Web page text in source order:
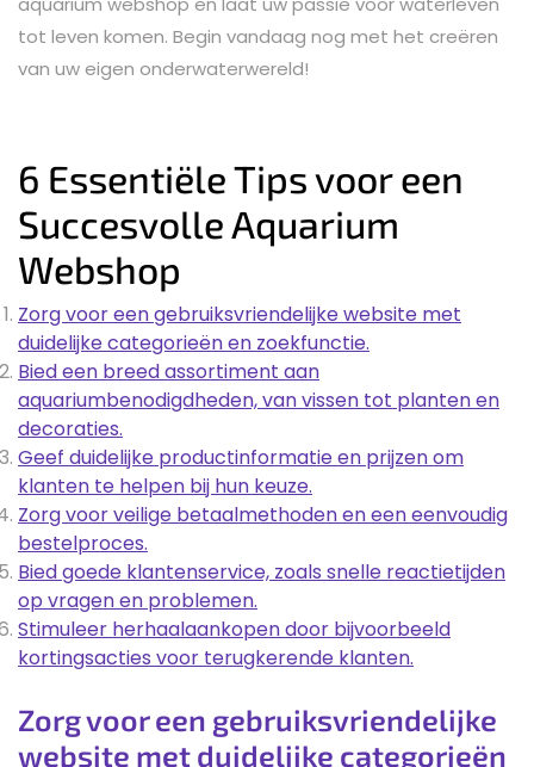
tot leven komen. Begin vandaag nog met het creëren
van uw eigen onderwaterwereld!
6 Essentiële Tips voor een
Succesvolle Aquarium
Webshop
Zorg voor een gebruiksvriendelijke website met
duidelijke categorieën en zoekfunctie.
Bied een breed assortiment aan
aquariumbenodigdheden, van vissen tot planten en
decoraties.
Geef duidelijke productinformatie en prijzen om
klanten te helpen bij hun keuze.
Zorg voor veilige betaalmethoden en een eenvoudig
bestelproces.
Bied goede klantenservice, zoals snelle reactietijden
op vragen en problemen.
Stimuleer herhaalaankopen door bijvoorbeeld
kortingsacties voor terugkerende klanten.
Zorg voor een gebruiksvriendelijke
website met duidelijke categorieën